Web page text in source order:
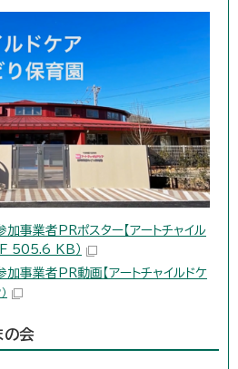
事業者PRポスター【アートチャイル
505.6 KB）
加事業者PR動画【アートチャイルドケ
の会